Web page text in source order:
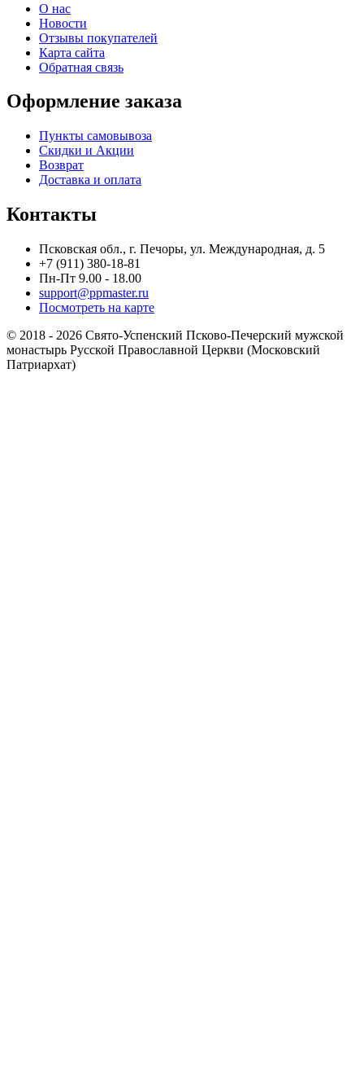
О нас
Новости
Отзывы покупателей
Карта сайта
Обратная связь
Оформление заказа
Пункты самовывоза
Скидки и Акции
Возврат
Доставка и оплата
Контакты
Псковская обл., г. Печоры, ул. Международная, д. 5
+7 (911) 380-18-81
Пн-Пт 9.00 - 18.00
support@ppmaster.ru
Посмотреть на карте
© 2018 - 2026 Свято-Успенский Псково-Печерский мужской
монастырь Русской Православной Церкви (Московский
Патриархат)